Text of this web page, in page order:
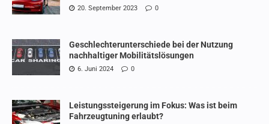
20. September 2023 0
Geschlechterunterschiede bei der Nutzung
nachhaltiger Mobilitätslösungen
6. Juni 2024 0
Leistungssteigerung im Fokus: Was ist beim
Fahrzeugtuning erlaubt?